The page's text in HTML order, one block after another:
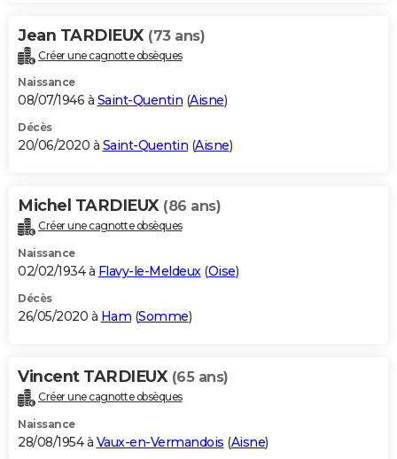
Jean TARDIEUX (73 ans)
Créer une cagnotte obsèques
Naissance
08/07/1946 à Saint-Quentin (Aisne)
Décès
20/06/2020 à Saint-Quentin (Aisne)
Michel TARDIEUX (86 ans)
Créer une cagnotte obsèques
Naissance
02/02/1934 à Flavy-le-Meldeux(Oise)
Décès
26/05/2020 à Ham (Somme)
Vincent TARDIEUX (65 ans)
Créer une cagnotte obsèques
Naissance
28/08/1954 à Vaux-en-Vermandois (Aisne)